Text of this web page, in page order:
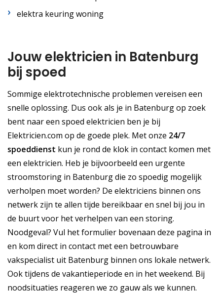
elektra keuring woning
Jouw elektricien in Batenburg
bij spoed
Sommige elektrotechnische problemen vereisen een
snelle oplossing. Dus ook als je in Batenburg op zoek
bent naar een spoed elektricien ben je bij
Elektricien.com op de goede plek. Met onze 24/7
spoeddienst kun je rond de klok in contact komen met
een elektricien. Heb je bijvoorbeeld een urgente
stroomstoring in Batenburg die zo spoedig mogelijk
verholpen moet worden? De elektriciens binnen ons
netwerk zijn te allen tijde bereikbaar en snel bij jou in
de buurt voor het verhelpen van een storing.
Noodgeval? Vul het formulier bovenaan deze pagina in
en kom direct in contact met een betrouwbare
vakspecialist uit Batenburg binnen ons lokale netwerk.
Ook tijdens de vakantieperiode en in het weekend. Bij
noodsituaties reageren we zo gauw als we kunnen.